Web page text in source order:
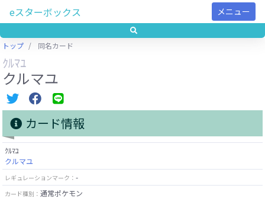
eスターボックス メニュー
トップ 同名カード
ｸﾙﾏﾕ
クルマユ
カード情報
ｸﾙﾏﾕ
クルマユ
レギュレーションマーク： -
カード種別： 通常ポケモン